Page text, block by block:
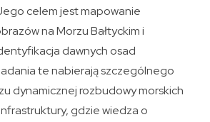
celem jest mapowanie
na Morzu Bałtyckim i
dawnych osad
te nabierają szczególnego
dynamicznej rozbudowy morskich
gdzie wiedza o